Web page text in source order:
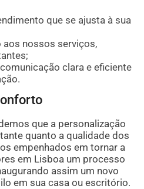
que se ajusta à sua
nossos serviços,
clara e eficiente
que a personalização
quanto a qualidade dos
empenhados em tornar a
em Lisboa um processo
assim um novo
em sua casa ou escritório.